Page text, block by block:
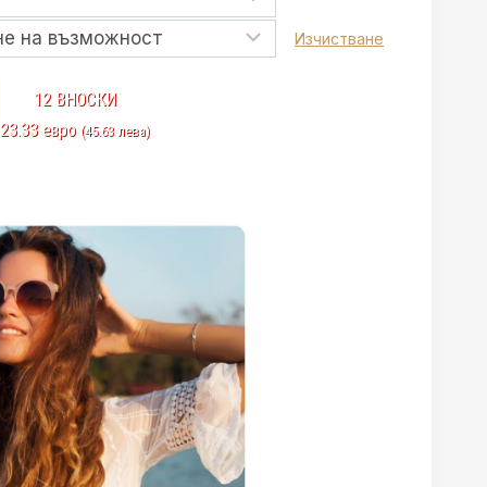
Изчистване
12 ВНОСКИ
23.33 евро (45.63 лева)